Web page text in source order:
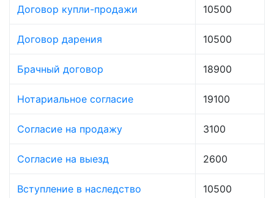
Договор купли-продажи 10500
Договор дарения 10500
Брачный договор 18900
Нотариальное согласие 19100
Согласие на продажу 3100
Согласие на выезд 2600
Вступление в наследство 10500